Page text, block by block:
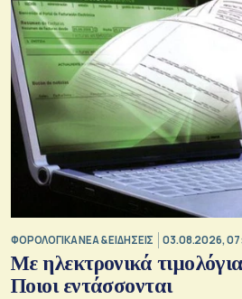
ΦΟΡΟΛΟΓΙΚΑ ΝΕΑ & EΙΔΗΣΕΙΣ 03.08.2026,
Με ηλεκτρονικά
Ποιοι εντάσσονται